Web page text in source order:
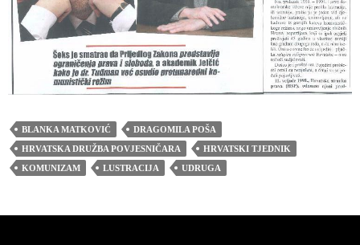
BLANKA MATKOVIĆ
DRAGOMILA POŠA
HRVATSKA DRUŽBA POVJESNIČARA
HRVATSKI TJEDNIK
KOMUNIZAM
LUSTRACIJA UDRUGA